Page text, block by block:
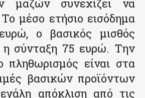
μαζών συνεχίζει να
μέσο ετήσιο εισόδημα
ο βασικός μισθός
η σύνταξη 75 ευρώ. Την
πληθωρισμός είναι στα
βασικών προϊόντων
απόκλιση από τις